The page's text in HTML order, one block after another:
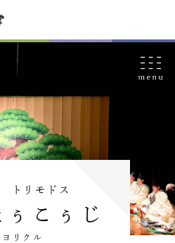
トリモドス
ぅこぅじ
ヨリクル